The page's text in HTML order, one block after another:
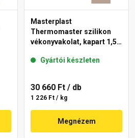
Masterplast
Thermomaster szilikon
vékonyvakolat, kapart 1,5
Gyártói készleten
30 660 Ft / db
1 226 Ft / kg
Megnézem